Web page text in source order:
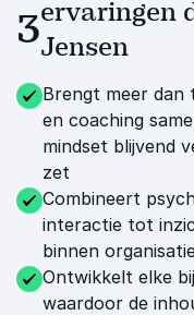
3ervaringen
Jensen
Brengt meer
en coaching
mindset blijvend
zet
Combineert
interactie tot
binnen
Ontwikkelt elke
waardoor de